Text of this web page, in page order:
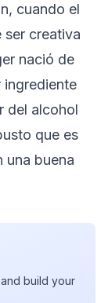
cuando el
ser creativa
nació de
ingrediente
del alcohol
que es
una buena
build your